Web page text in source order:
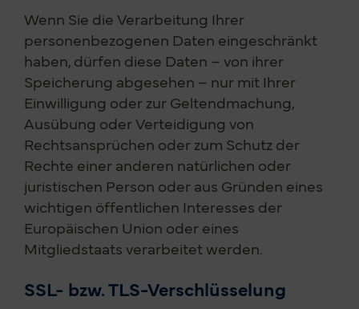
Wenn Sie die Verarbeitung Ihrer
personenbezogenen Daten eingeschränkt
haben, dürfen diese Daten – von ihrer
Speicherung abgesehen – nur mit Ihrer
Einwilligung oder zur Geltendmachung,
Ausübung oder Verteidigung von
Rechtsansprüchen oder zum Schutz der
Rechte einer anderen natürlichen oder
juristischen Person oder aus Gründen eines
wichtigen öffentlichen Interesses der
Europäischen Union oder eines
Mitgliedstaats verarbeitet werden.
SSL- bzw. TLS-Verschlüsselung